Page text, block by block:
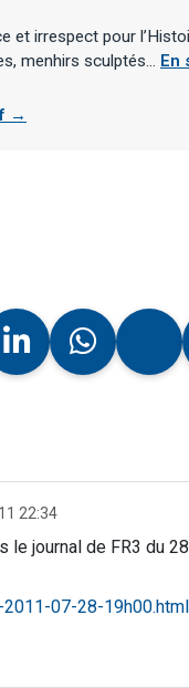
et irrespect pour
menhirs sculptés... En
→
22:34
le journal de FR3 du
07-28-19h00.html